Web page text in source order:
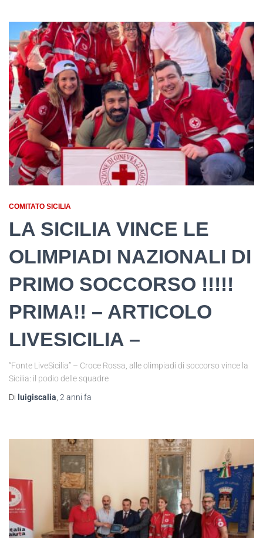
COMITATO SICILIA
LA SICILIA VINCE LE
OLIMPIADI NAZIONALI DI
PRIMO SOCCORSO !!!!!
PRIMA!! – ARTICOLO
LIVESICILIA –
“Fonte LiveSicilia” – Croce Rossa, alle olimpiadi di soccorso vince la
Sicilia: il podio delle squadre
Di luigiscalia 2 anni fa